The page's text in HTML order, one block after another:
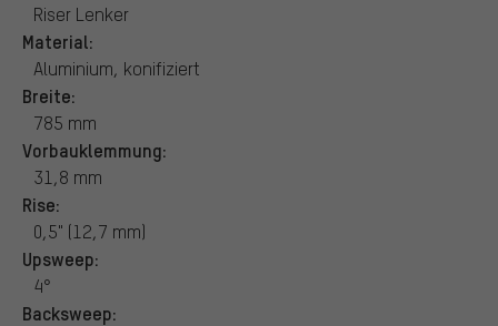
Riser Lenker
Material:
Aluminium, konifiziert
Breite:
785 mm
Vorbauklemmung:
31,8 mm
Rise:
0,5" (12,7 mm)
Upsweep:
4°
Backsweep: